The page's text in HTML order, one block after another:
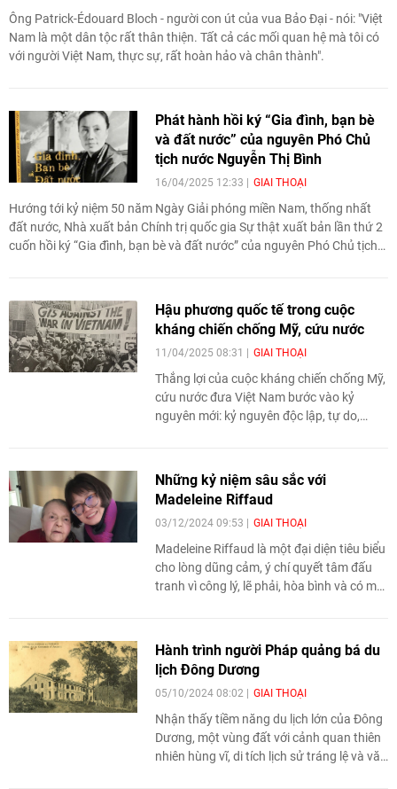
Ông Patrick-Édouard Bloch - người con út của vua Bảo Đại - nói: "Việt
Nam là một dân tộc rất thân thiện. Tất cả các mối quan hệ mà tôi có
với người Việt Nam, thực sự, rất hoàn hảo và chân thành".
Phát hành hồi ký “Gia đình, bạn bè
và đất nước” của nguyên Phó Chủ
tịch nước Nguyễn Thị Bình
16/04/2025 12:33 GIAI THOẠI
Hướng tới kỷ niệm 50 năm Ngày Giải phóng miền Nam, thống nhất
đất nước, Nhà xuất bản Chính trị quốc gia Sự thật xuất bản lần thứ 2
cuốn hồi ký “Gia đình, bạn bè và đất nước” của nguyên Phó Chủ tịch
Hậu phương quốc tế trong cuộc
kháng chiến chống Mỹ, cứu nước
11/04/2025 08:31 GIAI THOẠI
Thắng lợi của cuộc kháng chiến chống Mỹ,
cứu nước đưa Việt Nam bước vào kỷ
nguyên mới: kỷ nguyên độc lập, tự do,
trên thế giới. Độc lập, tự do và thống nhất
đất nước là lẽ sống chân chính, là lý tưởng
lớn của toàn dân tộc.
Những kỷ niệm sâu sắc với
Madeleine Riffaud
03/12/2024 09:53 GIAI THOẠI
Madeleine Riffaud là một đại diện tiêu biểu
cho lòng dũng cảm, ý chí quyết tâm đấu
tranh vì công lý, lẽ phải, hòa bình và có một
Việt Nam. Madeleine Riffaud sẽ luôn còn
mãi trong trái tim của mọi người. Đó là
chia sẻ xúc động của chị Trần Thu Hoàn,
cán bộ của Ban Đối ngoại Trung ương, về
người bạn lớn của Việt Nam.
Hành trình người Pháp quảng bá du
lịch Đông Dương
05/10/2024 08:02 GIAI THOẠI
Nhận thấy tiềm năng du lịch lớn của Đông
Dương, một vùng đất với cảnh quan thiên
nhiên hùng vĩ, di tích lịch sử tráng lệ và văn